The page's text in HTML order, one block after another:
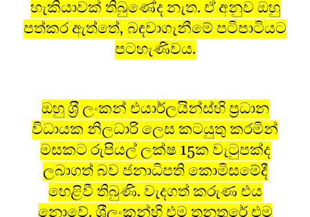
හැකියාවක් තිබුණේද නැත. ඒ අනුව ඔහු
පත්කර ඇත්තේ, බඳවාගැනීමේ පටිපාටියට
පටහැණිවය.
ඔහු ශ‍්‍රී ලංකන් එයාර්ලයින්ස්හි ප‍්‍රධාන
විධායක නිලධාරි ලෙස කටයුතු කරමින්
මසකට රුපියල් ලක්ෂ 15ක වැටුපක්ද
ලබාගත් බව ජනාධිපති කොමිසමේදී
හෙළිවී තිබුණි. වැදගත් කරුණ එය
නොවේ. ශ‍්‍රීලංකන්හි එම තනතුරේ එම